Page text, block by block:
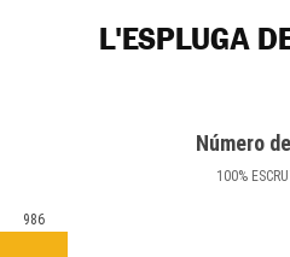
L'ESPLUGA
Número
100%
986